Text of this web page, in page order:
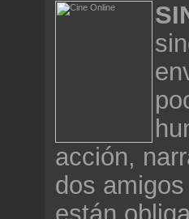
acción,
dos